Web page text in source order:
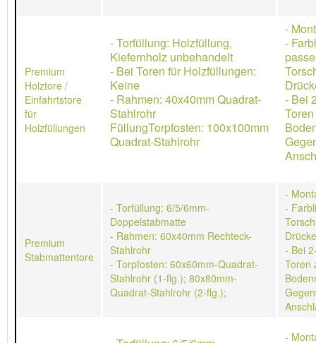
Premium
Holztore /
Einfahrtstore
für
Holzfüllungen
- Torfüllung: Holzfüllung,
Kiefernholz unbehandelt
- Bei Toren für Holzfüllungen:
Keine
- Rahmen: 40x40mm Quadrat-
Stahlrohr
FüllungTorpfosten: 100x100mm
Quadrat-Stahlrohr
-
-
- Bei
Premium
Stabmattentore
- Torfüllung: 6/5/6mm-
Doppelstabmatte
- Rahmen: 60x40mm Rechteck-
Stahlrohr
- Torpfosten: 60x60mm-Quadrat-
Stahlrohr (1-flg.); 80x80mm-
Quadrat-Stahlrohr (2-flg.);
-
-
- Bei
Toren
-